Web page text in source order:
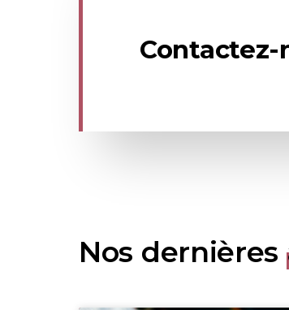
Nos dernières